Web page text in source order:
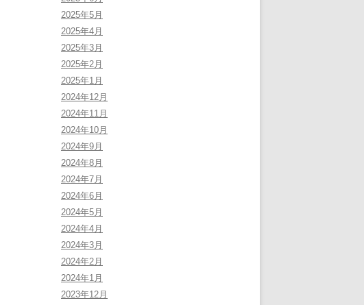
2025年5月
2025年4月
2025年3月
2025年2月
2025年1月
2024年12月
2024年11月
2024年10月
2024年9月
2024年8月
2024年7月
2024年6月
2024年5月
2024年4月
2024年3月
2024年2月
2024年1月
2023年12月